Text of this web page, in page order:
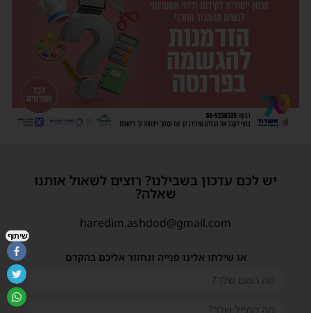
יש לכם עדכון בשבילנו? רוצים לשאול אותנו
שאלה?
haredim.ashdod@gmail.com
או שילחו אלינו פנייה ונחזור אליכם בהקדם
שיתוף